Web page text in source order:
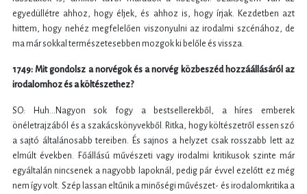
egyedüllétre ahhoz, hogy éljek, és ahhoz is, hogy írjak. Kezdetben azt
hittem, hogy nehéz megfelelően viszonyulni az irodalmi szcénához, de
ma már sokkal természetesebben mozgok ki belőle és vissza.
1749: Mit gondolsz a norvégok és a norvég közbeszéd hozzáállásáról az
irodalomhoz és a költészethez?
SO: Huh…Nagyon sok fogy a bestsellerekből, a híres emberek
önéletrajzából és a szakácskönyvekből. Ritka, hogy költészetről essen szó
a sajtó általánosabb tereiben. És sajnos a helyzet csak rosszabb lett az
elmúlt években. Főállású művészeti vagy irodalmi kritikusok szinte már
egyáltalán nincsenek a nagyobb lapoknál, pedig pár évvel ezelőtt ez még
nem így volt. Szép lassan eltűnik a minőségi művészet- és irodalomkritika a